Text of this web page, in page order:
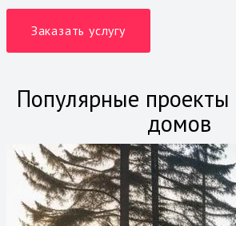
Заказать услугу
Популярные проекты
домов